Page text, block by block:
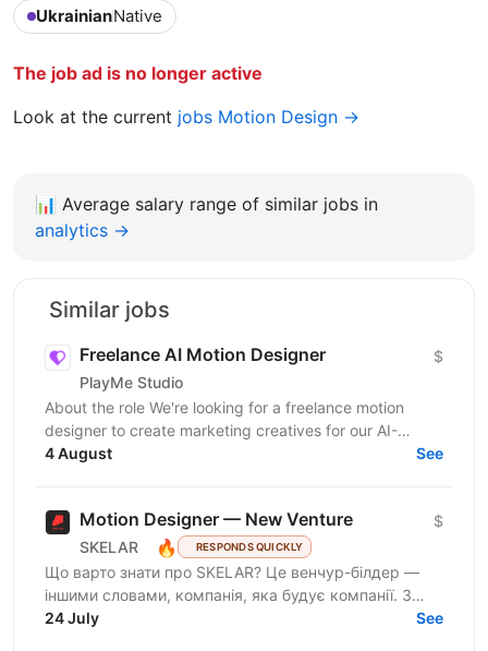
UkrainianNative
The job ad is no longer active
Look at the current jobs Motion Design →
📊 Average salary range of similar jobs in
analytics →
Similar jobs
Freelance AI Motion Designer
PlayMe Studio
$
About the role We're looking for a freelance motion
designer to create marketing creatives for our AI-
powered products and games. Work is organized by...
4 August See
Motion Designer — New Venture
SKELAR 🔥 RESPONDS QUICKLY
$
Що варто знати про SKELAR? Це венчур-білдер —
іншими словами, компанія, яка будує компанії. З
нами фаундери створюють consumer-бізнеси, які
24 July See